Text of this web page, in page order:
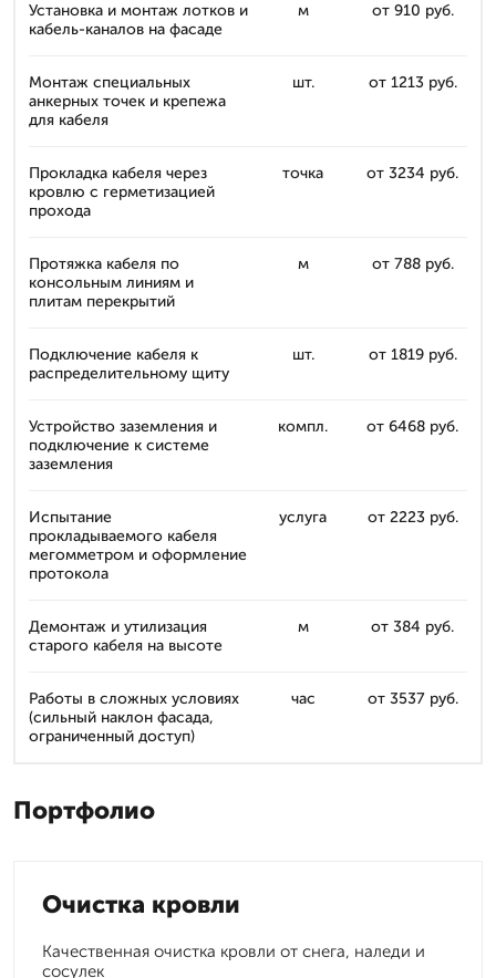
Установка и монтаж лотков и
кабель-каналов на фасаде
м от 910 руб.
Монтаж специальных
анкерных точек и крепежа
для кабеля
шт. от 1213 руб.
Прокладка кабеля через
кровлю с герметизацией
прохода
точка от 3234 руб.
Протяжка кабеля по
консольным линиям и
плитам перекрытий
м от 788 руб.
Подключение кабеля к
распределительному щиту
шт. от 1819 руб.
Устройство заземления и
подключение к системе
заземления
компл. от 6468 руб.
Испытание
прокладываемого кабеля
мегомметром и оформление
протокола
услуга от 2223 руб.
Демонтаж и утилизация
старого кабеля на высоте
м от 384 руб.
Работы в сложных условиях
(сильный наклон фасада,
ограниченный доступ)
час от 3537 руб.
Портфолио
Очистка кровли
Качественная очистка кровли от снега, наледи и
сосулек